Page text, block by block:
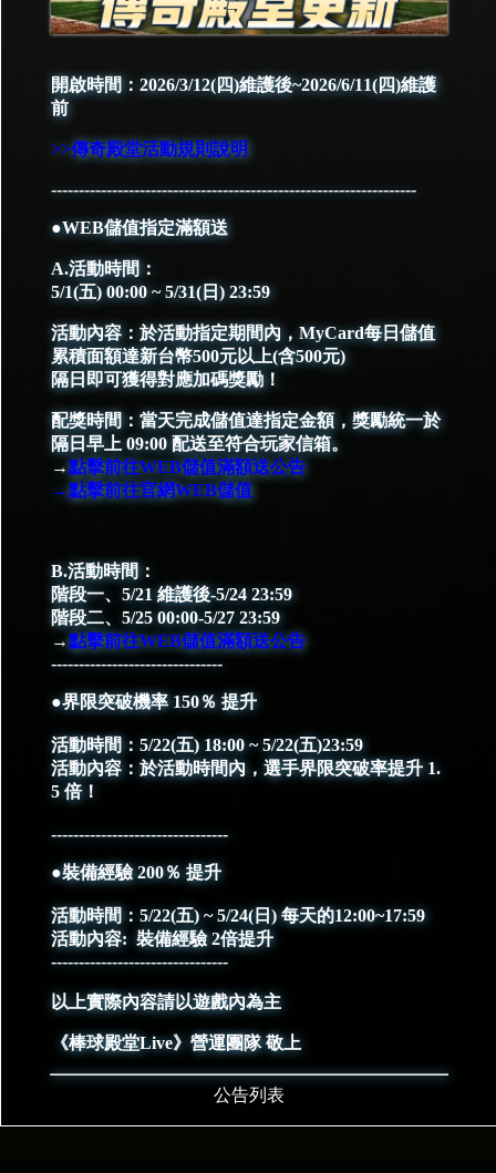
開啟時間：2026/3/12(四)維護後~2026/6/11(四)維護
前
>>傳奇殿堂活動規則說明
------------------------------------------------------------------
●WEB儲值指定滿額送
A.活動時間：
5/1(五) 00:00 ~ 5/31(日) 23:59
活動內容：於活動指定期間內，MyCard每日儲值
累積面額達新台幣500元以上(含500元)
隔日即可獲得對應加碼獎勵！
配獎時間：當天完成儲值達指定金額，獎勵統一於
隔日早上 09:00 配送至符合玩家信箱。
→點擊前往WEB儲值滿額送公告
→點擊前往官網WEB儲值
B.活動時間：
階段一、5/21 維護後-5/24 23:59
階段二、5/25 00:00-5/27 23:59
→點擊前往WEB儲值滿額送公告
-------------------------------
●界限突破機率 150％ 提升
活動時間：5/22(五) 18:00 ~ 5/22(五)23:59
活動內容：於活動時間內，選手界限突破率提升 1.
5 倍！
--------------------------------
●裝備經驗 200％ 提升
活動時間：5/22(五) ~ 5/24(日) 每天的12:00~17:59
活動內容: 裝備經驗 2倍提升
--------------------------------
以上實際內容請以遊戲內為主
《棒球殿堂Live》營運團隊 敬上
公告列表